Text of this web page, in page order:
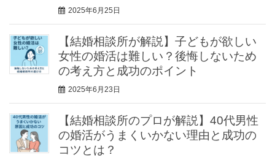
2025年6月25日
【結婚相談所が解説】子どもが欲しい
女性の婚活は難しい？後悔しないため
の考え方と成功のポイント
2025年6月23日
【結婚相談所のプロが解説】40代男性
の婚活がうまくいかない理由と成功の
コツとは？